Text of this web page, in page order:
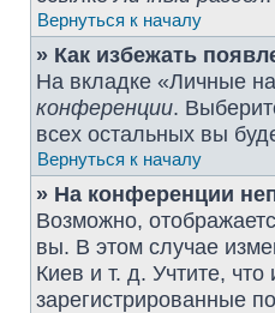
Вернуться к началу
» Как избежать
На вкладке «Личные
конференции.
всех остальных вы
Вернуться к началу
» На конференции
Возможно,
вы. В этом случае
Киев и т. д. Учтите,
зарегистрированные